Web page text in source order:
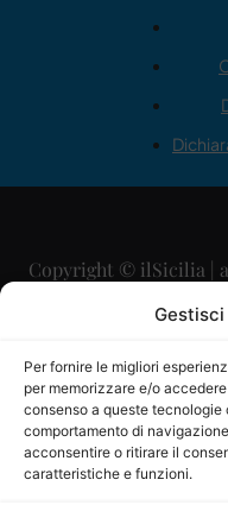
Gestisci
Per fornire le migliori
per memorizzare e/o
consenso a queste tecnologie
comportamento di
acconsentire o ritirare il
caratteristiche e funzioni.
Copyright © ilSicilia |
Direttore
Direttore